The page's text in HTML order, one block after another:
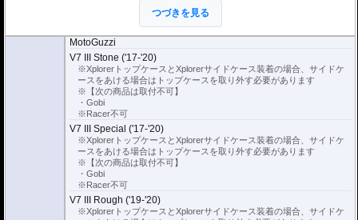
※こちらのサイドケースホルダーはLock it system機構は御座いません。
※ケースのラインナップはこちらからご確認ください
※サイドケースホルダー用アダプターはケースに付属しています。 詳細はこ
つづきを見る
MotoGuzzi
V7 III Stone ('17-'20)
※XplorerトップケースとXplorerサイドケース装着の場合、サイドケ
ースをあける場合はトップケースを取り外す必要があります
※【次の商品は取付不可】
・Gobi
※Racer不可
V7 III Special ('17-'20)
※XplorerトップケースとXplorerサイドケース装着の場合、サイドケ
ースをあける場合はトップケースを取り外す必要があります
※【次の商品は取付不可】
・Gobi
※Racer不可
V7 III Rough ('19-'20)
※XplorerトップケースとXplorerサイドケース装着の場合、サイドケ